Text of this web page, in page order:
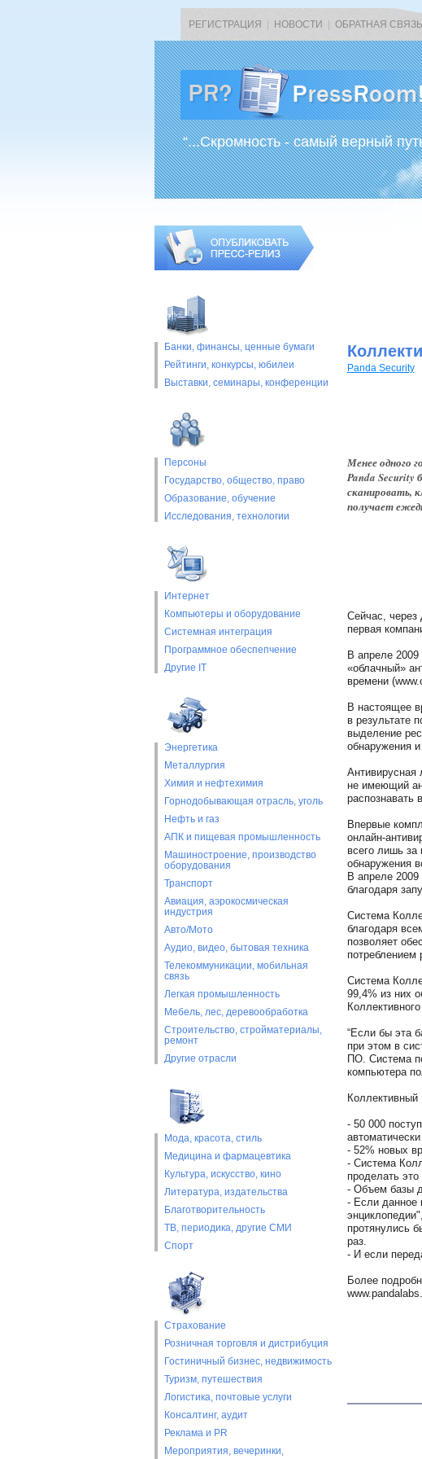
РЕГИСТРАЦИЯ НОВОСТИ ОБРАТНАЯ СВЯЗЬ
“...Скромность - самый верный
Банки, финансы, ценные бумаги
Рейтинги, конкурсы, юбилеи
Выставки, cеминары, конференции
Персоны
Государство, общество, право
Образование, обучение
Исследования, технологии
Интернет
Компьютеры и оборудование
Системная интеграция
Программное обеспепчение
Другие IT
Энергетика
Металлургия
Химия и нефтехимия
Горнодобывающая отрасль, уголь
Нефть и газ
АПК и пищевая промышленность
Машиностроение, производство
оборудования
Транспорт
Авиация, аэрокосмическая
индустрия
Авто/Мото
Аудио, видео, бытовая техника
Телекоммуникации, мобильная
связь
Легкая промышленность
Мебель, лес, деревообработка
Строительство, стройматериалы,
ремонт
Другие отрасли
Мода, красота, стиль
Медицина и фармацевтика
Культура, искусство, кино
Литература, издательства
Благотворительность
ТВ, периодика, другие СМИ
Спорт
Страхование
Розничная торговля и дистрибуция
Гостиничный бизнес, недвижимость
Туризм, путешествия
Логистика, почтовые услуги
Консалтинг, аудит
Реклама и PR
Мероприятия, вечеринки,
Panda Security
Менее одного
Panda Security
сканировать,
получает
Сейчас, через
первая
В апреле
«облачный»
времени
В настоящее
в результате
выделение
обнаружения и
Антивирусная
не имеющий
распознавать
Впервые
онлайн-
всего лишь за
обнаружения
В апреле
благодаря
Система
благодаря
позволяет
потреблением
Система
99,4% из них
“Если бы эта
при этом в
ПО. Система
компьютера
- 50 000
- 52% новых
- Система
проделать
- Объем базы
- Если данное
протянулись
раз.
- И если
Более